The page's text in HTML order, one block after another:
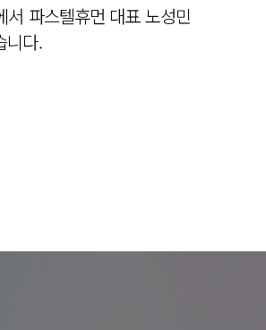
파스텔휴먼 대표 노성민
니다.